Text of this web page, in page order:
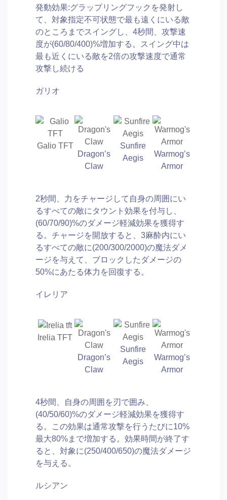
発動効果:グラップリングフックを発射し
て、対象指定不可状態で最も遠くにいる敵
のところまでスイングし、4秒間、攻撃速
度が(60/80/400)%増加する。スイング中は
最も近くにいる敵を2倍の攻撃速度で通常
攻撃し続ける
ガリオ
Galio TFT
Dragon’s
Claw
Sunfire
Aegis
Warmog’s
Armor
2秒間、力をチャージして自身の周囲にい
るすべての敵にタウント効果を付与し、
(60/70/90)%のダメージ軽減効果を獲得す
る。チャージを開放すると、3麻酔内にい
るすべての敵に(200/300/2000)の魔法ダメ
ージを与えて、ブロックしたダメージの
50%にあたる体力を回復する。
イレリア
Irelia TFT
Dragon’s
Claw
Sunfire
Aegis
Warmog’s
Armor
4秒間、自身の周囲を刃で囲み、
(40/50/60)%のダメージ軽減効果を獲得す
る。この効果は通常攻撃を行うたびに10%
最大80%まで増加する。効果時間が終了す
ると、対象に(250/400/650)の魔法ダメージ
を与える。
ルシアン